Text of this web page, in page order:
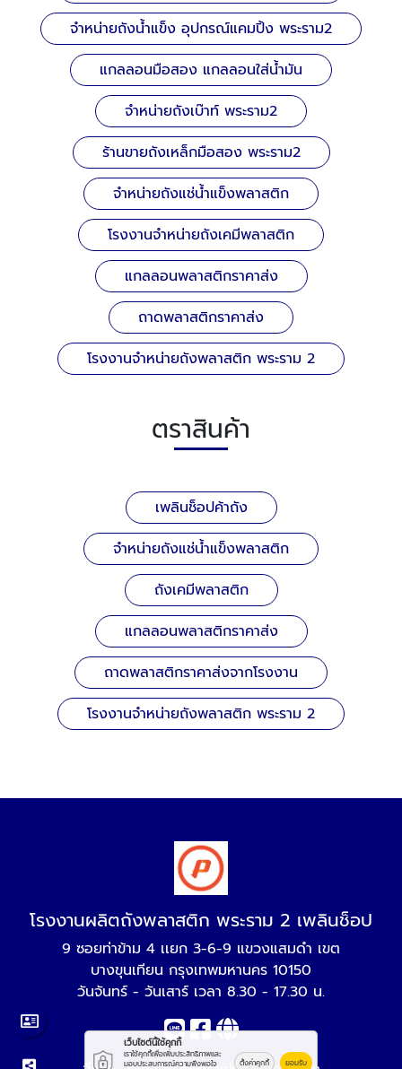
จำหน่ายถังน้ำแข็ง อุปกรณ์แคมปิ้ง พระราม2
แกลลอนมือสอง แกลลอนใส่น้ำมัน
จำหน่ายถังเบ๊าท์ พระราม2
ร้านขายถังเหล็กมือสอง พระราม2
จำหน่ายถังแช่น้ำแข็งพลาสติก
โรงงานจำหน่ายถังเคมีพลาสติก
แกลลอนพลาสติกราคาส่ง
ถาดพลาสติกราคาส่ง
โรงงานจำหน่ายถังพลาสติก พระราม 2
ตราสินค้า
เพลินช็อปค้าถัง
จำหน่ายถังแช่น้ำแข็งพลาสติก
ถังเคมีพลาสติก
แกลลอนพลาสติกราคาส่ง
ถาดพลาสติกราคาส่งจากโรงงาน
โรงงานจำหน่ายถังพลาสติก พระราม 2
โรงงานผลิตถังพลาสติก พระราม 2 เพลินช็อป
9 ซอยท่าข้าม 4 เเยก 3-6-9 แขวงแสมดำ เขต
บางขุนเทียน กรุงเทพมหานคร 10150
วันจันทร์ - วันเสาร์ เวลา 8.30 - 17.30 น.
เว็บไซต์นี้ใช้คุกกี้
เราใช้คุกกี้เพื่อเพิ่มประสิทธิภาพและ
มอบประสบการณ์ความพึงพอใจ
ตั้งค่าคุกกี้ ยอมรับ